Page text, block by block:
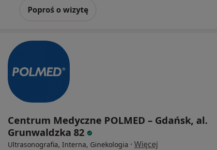
Poproś o wizytę
Centrum Medyczne POLMED – Gdańsk, al.
Grunwaldzka 82
Ultrasonografia, Interna, Ginekologia · Więcej